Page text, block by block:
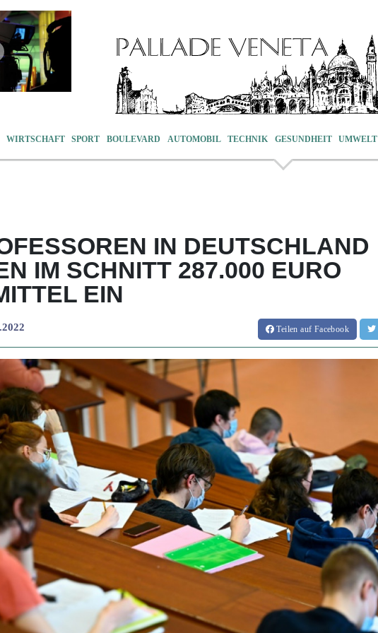
WIRTSCHAFT SPORT BOULEVARD AUTOMOBIL TECHNIK GESUNDHEIT UMWELT
IN DEUTSCHLAND
IM SCHNITT 287.000 EURO
EIN
Teilenauf Facebook